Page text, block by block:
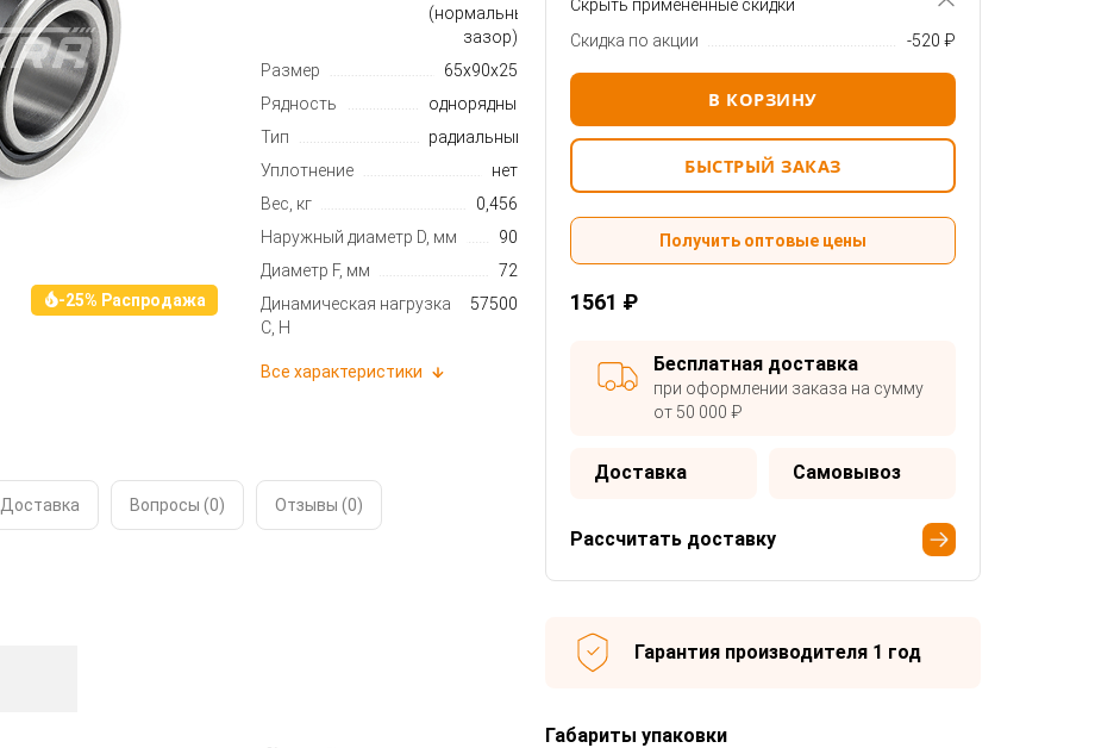
-25% Распродажа
(нормальный
зазор)
Размер
65x90x25
Рядность
однорядный
Тип
радиальный
Уплотнение
нет
Вес, кг
0,456
Наружный диаметр D, мм
90
Диаметр F, мм
72
Динамическая нагрузка
C, Н
57500
Все характеристики
Доставка Вопросы (0) Отзывы (0)
Скрыть применённые скидки
Скидка по акции
-520 ₽
В КОРЗИНУ
БЫСТРЫЙ ЗАКАЗ
Получить оптовые цены
1561 ₽
Бесплатная доставка
при оформлении заказа на сумму
от 50 000 ₽
Доставка Самовывоз
Рассчитать доставку
Гарантия производителя 1 год
Габариты упаковки